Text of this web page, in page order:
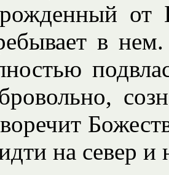
от
в
на север